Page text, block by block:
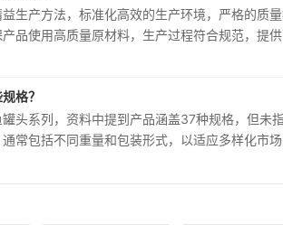
生产方法，标准化高效的生产环境，严格的质
品使用高质量原材料，生产过程符合规范，提
格？
头系列，资料中提到产品涵盖37种规格，但未
常包括不同重量和包装形式，以适应多样化市